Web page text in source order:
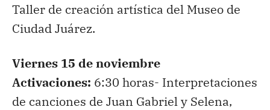
Taller de creación artística del Museo de
Ciudad Juárez.
Viernes 15 de noviembre
Activaciones: 6:30 horas- Interpretaciones
de canciones de Juan Gabriel y Selena,